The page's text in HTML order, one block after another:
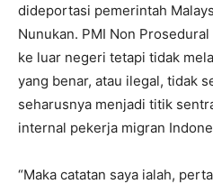
dideportasi pemerintah
Nunukan. PMI Non
ke luar negeri tetapi tidak
yang benar, atau ilegal, tidak
seharusnya menjadi titik
internal pekerja migran
“Maka catatan saya ialah,